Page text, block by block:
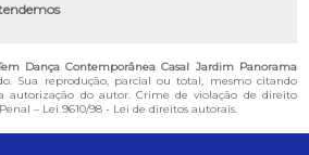
Dança Contemporânea Casal Jardim Panorama
Sua reprodução, parcial ou total, mesmo citando
autorização do autor. Crime de violação de direito
– Lei 9610/98 - Lei de direitos autorais.